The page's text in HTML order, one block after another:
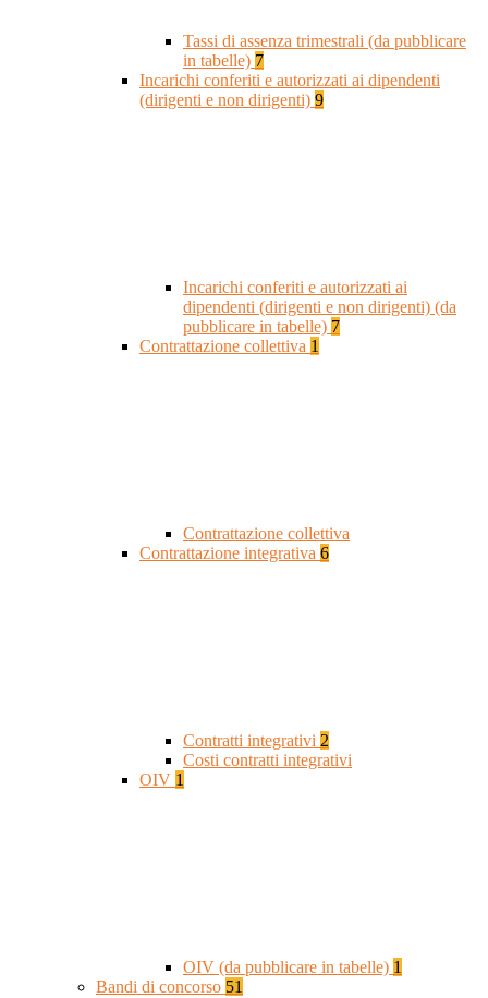
Tassi di assenza trimestrali (da pubblicare
in tabelle) 7
Incarichi conferiti e autorizzati ai dipendenti
(dirigenti e non dirigenti) 9
Incarichi conferiti e autorizzati ai
dipendenti (dirigenti e non dirigenti) (da
pubblicare in tabelle) 7
Contrattazione collettiva 1
Contrattazione collettiva
Contrattazione integrativa 6
Contratti integrativi 2
Costi contratti integrativi
OIV 1
OIV (da pubblicare in tabelle) 1
Bandi di concorso 51